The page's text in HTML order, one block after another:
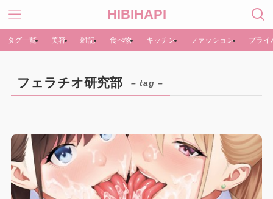
HIBIHAPI
タグ一覧 美容 雑記 食べ物 キッチン ファッション プライ
フェラチオ研究部 – tag –